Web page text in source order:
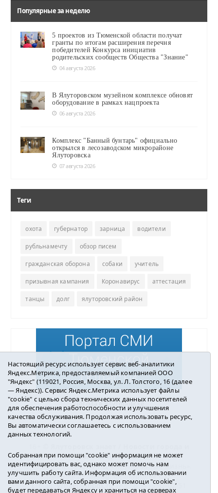
Популярные за неделю
5 проектов из Тюменской области получат
гранты по итогам расширения перечня
победителей Конкурса инициатив
родительских сообществ Общества "Знание"
04 августа 2026
В Ялуторовском музейном комплексе обновят
оборудование в рамках нацпроекта
06 августа 2026
Комплекс "Банный бунтарь" официально
открылся в лесозаводском микрорайоне
Ялуторовска
07 августа 2026
Теги
охота губернатор зарница водители
рубльнамечту обзор писем
гражданская оборона собаки учитель
призывная кампания Коронавирус аттестация
танцы долг ялуторовский район
Погода в Ялуторовске
района2016-2023
Учредитель: АНО «ИИЦ « Ялуторовская жизнь».
Главный редактор: Вешкурцева С.П.
E-mail:yznaet@inbox.ruТел.: 8(34535)2-02-51
Настоящий ресурс использует сервис веб-аналитики
Яндекс.Метрика, предоставляемый компанией ООО
"Яндекс" (119021, Россия, Москва, ул. Л. Толстого, 16 (далее
— Яндекс)). Сервис Яндекс.Метрика использует файлы
"cookie" с целью сбора технических данных посетителей
для обеспечения работоспособности и улучшения
качества обслуживания. Продолжая использовать ресурс,
Вы автоматически соглашаетесь с использованием
данных технологий.
Собранная при помощи "cookie" информация не может
идентифицировать вас, однако может помочь нам
улучшить работу сайта. Информация об использовании
вами данного сайта, собранная при помощи "cookie",
будет передаваться Яндексу и храниться на серверах